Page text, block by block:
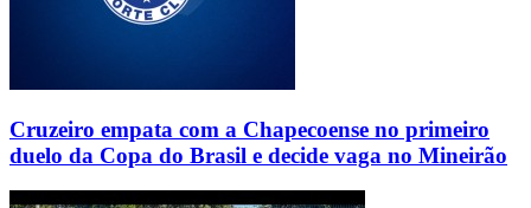
Cruzeiro empata com a Chapecoense no primeiro
duelo da Copa do Brasil e decide vaga no Mineirão